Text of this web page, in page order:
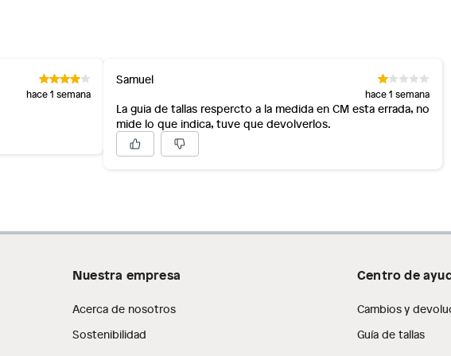
hace 1 semana
Samuel
hace 1 semana
La guia de tallas respercto a la medida en CM esta errada, no
mide lo que indica, tuve que devolverlos.
Nuestra empresa
Acerca de nosotros
Sostenibilidad
Centro de
Cambios y
Guía de tallas